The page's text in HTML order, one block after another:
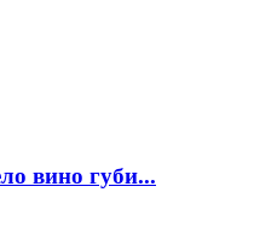
вино губи...